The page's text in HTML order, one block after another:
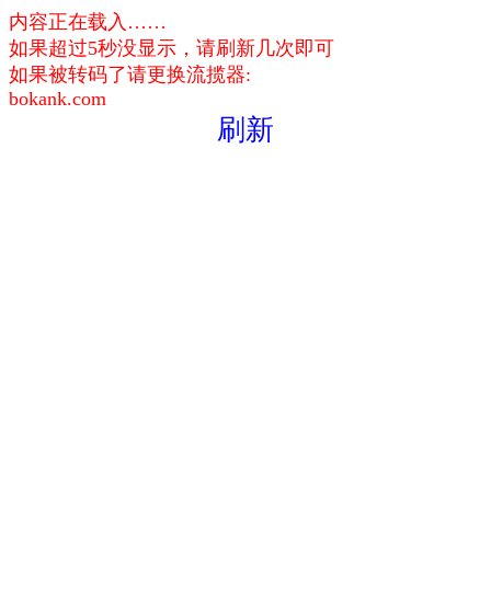
内容正在载入……
如果超过5秒没显示，请刷新几次即可
如果被转码了请更换流揽器:
bokank.com
刷新